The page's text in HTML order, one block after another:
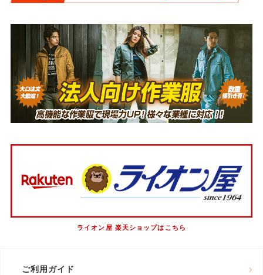
ライオン屋 楽天ショップはこちら
ご利用ガイド